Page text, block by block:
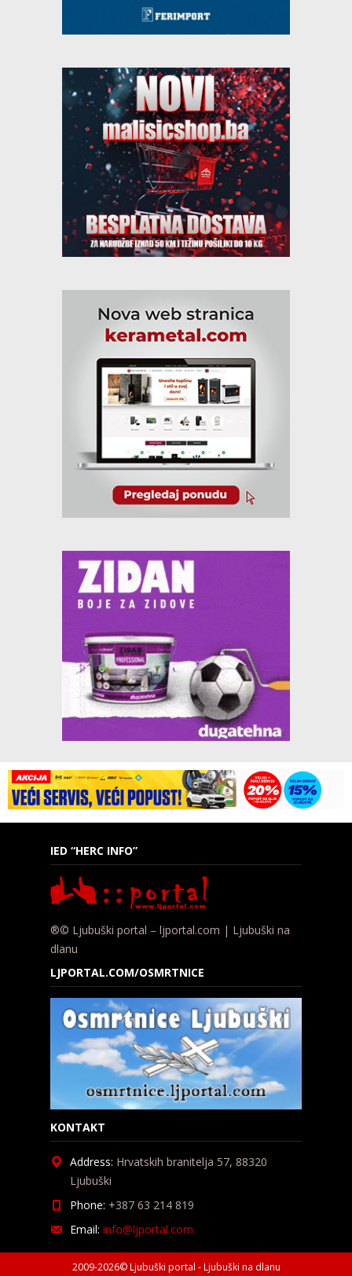
IED “HERC INFO”
®© Ljubuški portal – ljportal.com | Ljubuški na
dlanu
LJPORTAL.COM/OSMRTNICE
KONTAKT
Address: Hrvatskih branitelja 57, 88320
Ljubuški
Phone: +387 63 214 819
Email: info@ljportal.com
2009-2026© Ljubuški portal - Ljubuški na dlanu